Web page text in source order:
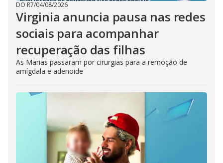
DO R7/04/08/2026
Virginia anuncia pausa nas redes
sociais para acompanhar
recuperação das filhas
As Marias passaram por cirurgias para a remoção de
amígdala e adenoide